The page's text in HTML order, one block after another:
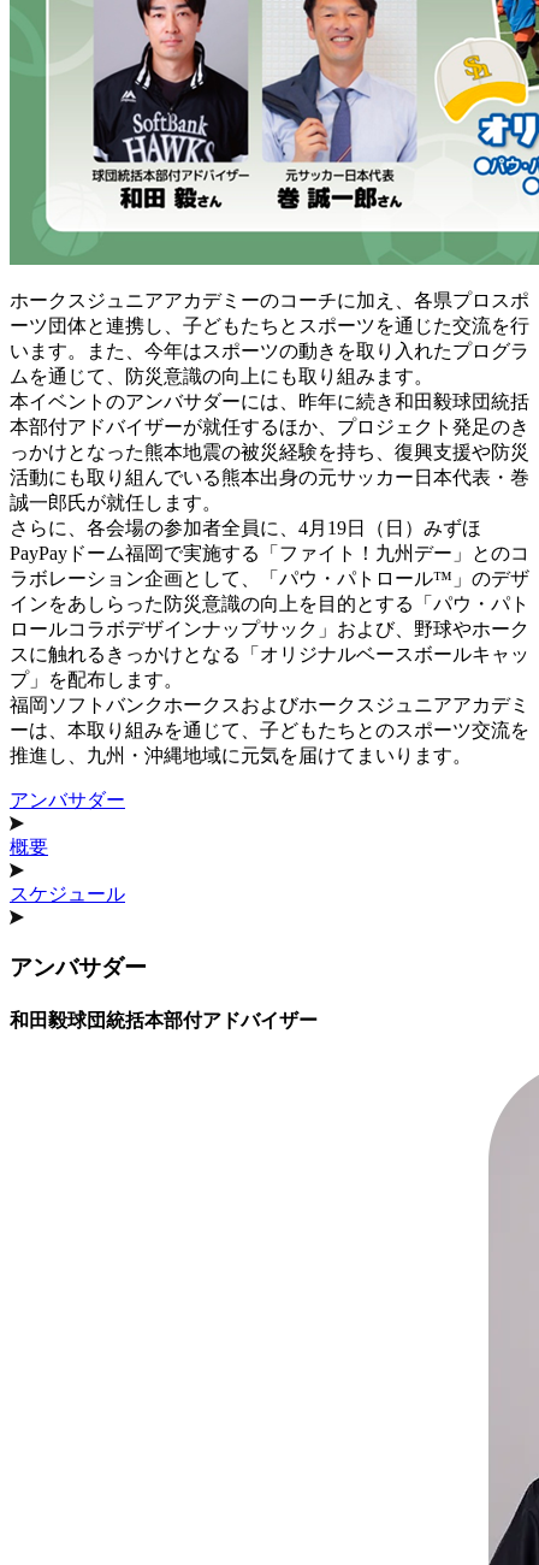
ホークスジュニアアカデミーのコーチに加え、各県プロスポ
ーツ団体と連携し、子どもたちとスポーツを通じた交流を行
います。また、今年はスポーツの動きを取り入れたプログラ
ムを通じて、防災意識の向上にも取り組みます。
本イベントのアンバサダーには、昨年に続き和田毅球団統括
本部付アドバイザーが就任するほか、プロジェクト発足のき
っかけとなった熊本地震の被災経験を持ち、復興支援や防災
活動にも取り組んでいる熊本出身の元サッカー日本代表・巻
誠一郎氏が就任します。
さらに、各会場の参加者全員に、4月19日（日）みずほ
PayPayドーム福岡で実施する「ファイト！九州デー」とのコ
ラボレーション企画として、「パウ・パトロール™」のデザ
インをあしらった防災意識の向上を目的とする「パウ・パト
ロールコラボデザインナップサック」および、野球やホーク
スに触れるきっかけとなる「オリジナルベースボールキャッ
プ」を配布します。
福岡ソフトバンクホークスおよびホークスジュニアアカデミ
ーは、本取り組みを通じて、子どもたちとのスポーツ交流を
推進し、九州・沖縄地域に元気を届けてまいります。
アンバサダー
概要
スケジュール
アンバサダー
和田毅球団統括本部付アドバイザー